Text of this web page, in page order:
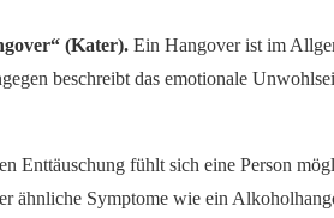
(Kater). Ein Hangover ist im
beschreibt das emotionale
fühlt sich eine Person
ähnliche Symptome wie ein